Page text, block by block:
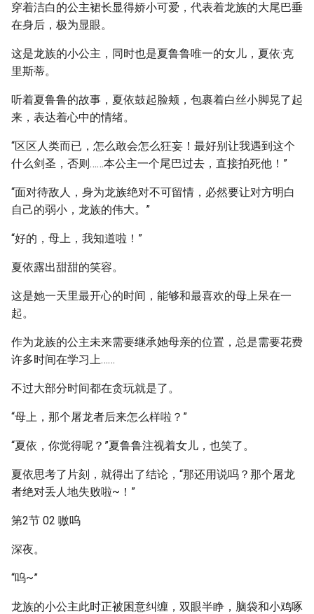
穿着洁白的公主裙长显得娇小可爱，代表着龙族的大尾巴垂
在身后，极为显眼。
这是龙族的小公主，同时也是夏鲁鲁唯一的女儿，夏依·克
里斯蒂。
听着夏鲁鲁的故事，夏依鼓起脸颊，包裹着白丝小脚晃了起
来，表达着心中的情绪。
“区区人类而已，怎么敢会怎么狂妄！最好别让我遇到这个
什么剑圣，否则……本公主一个尾巴过去，直接拍死他！”
“面对待敌人，身为龙族绝对不可留情，必然要让对方明白
自己的弱小，龙族的伟大。”
“好的，母上，我知道啦！”
夏依露出甜甜的笑容。
这是她一天里最开心的时间，能够和最喜欢的母上呆在一
起。
作为龙族的公主未来需要继承她母亲的位置，总是需要花费
许多时间在学习上……
不过大部分时间都在贪玩就是了。
“母上，那个屠龙者后来怎么样啦？”
“夏依，你觉得呢？”夏鲁鲁注视着女儿，也笑了。
夏依思考了片刻，就得出了结论，“那还用说吗？那个屠龙
者绝对丢人地失败啦~！”
第2节 02 嗷呜
深夜。
“呜~”
龙族的小公主此时正被困意纠缠，双眼半睁，脑袋和小鸡啄